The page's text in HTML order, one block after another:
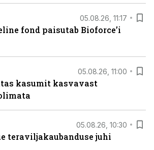
05.08.26, 11:17
fond paisutab Bioforce’i
05.08.26, 11:00
kasumit kasvavast
05.08.26, 10:30
teraviljakaubanduse juhi